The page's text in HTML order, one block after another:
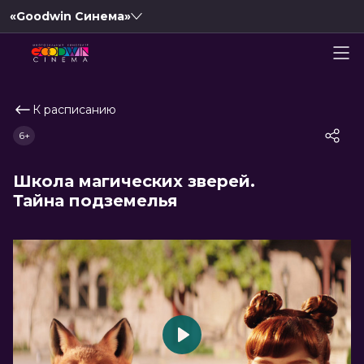
«Goodwin Синема»
К расписанию
Школа магических зверей.
Тайна подземелья
6+
Play